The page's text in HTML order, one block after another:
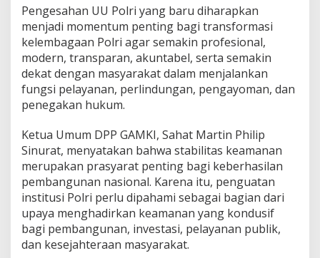
s
a
r
a
k
a
t
A
M
K
I
D
u
k
u
g
Pengesahan UU Polri yang baru diharapkan
menjadi momentum penting bagi transformasi
kelembagaan Polri agar semakin profesional,
modern, transparan, akuntabel, serta semakin
dekat dengan masyarakat dalam menjalankan
fungsi pelayanan, perlindungan, pengayoman, dan
penegakan hukum.
Ketua Umum DPP GAMKI, Sahat Martin Philip
Sinurat, menyatakan bahwa stabilitas keamanan
merupakan prasyarat penting bagi keberhasilan
pembangunan nasional. Karena itu, penguatan
institusi Polri perlu dipahami sebagai bagian dari
upaya menghadirkan keamanan yang kondusif
bagi pembangunan, investasi, pelayanan publik,
dan kesejahteraan masyarakat.